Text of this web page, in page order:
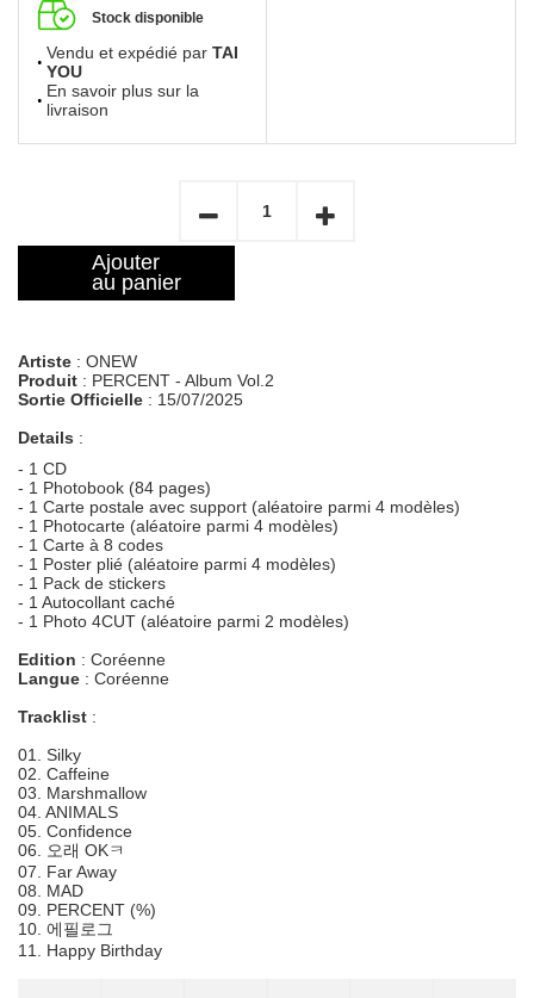
Stock disponible
Vendu et expédié par TAI
YOU
En savoir plus sur la
livraison
Ajouter
au panier
Artiste : ONEW
Produit : PERCENT - Album Vol.2
Sortie Officielle : 15/07/2025
Details :
- 1 CD
- 1 Photobook (84 pages)
- 1 Carte postale avec support (aléatoire parmi 4 modèles)
- 1 Photocarte (aléatoire parmi 4 modèles)
- 1 Carte à 8 codes
- 1 Poster plié (aléatoire parmi 4 modèles)
- 1 Pack de stickers
- 1 Autocollant caché
- 1 Photo 4CUT (aléatoire parmi 2 modèles)
Edition : Coréenne
Langue : Coréenne
Tracklist :
01. Silky
02. Caffeine
03. Marshmallow
04. ANIMALS
05. Confidence
06. 오래 OKㅋ
07. Far Away
08. MAD
09. PERCENT (%)
10. 에필로그
11. Happy Birthday